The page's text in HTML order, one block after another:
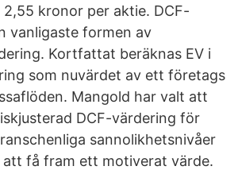
kronor per aktie. DCF-
vanligaste formen av
Kortfattat beräknas EV i
som nuvärdet av ett företags
Mangold har valt att
DCF-värdering för
sannolikhetsnivåer
få fram ett motiverat värde.